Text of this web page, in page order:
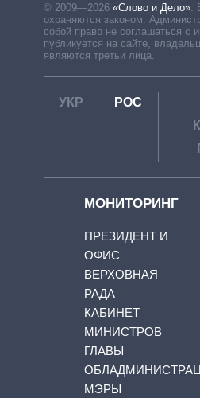
© 2009—2026 «Слово и Дело»
охраняются законом.
собой право не соглашаться с
публикуется на сайте,
являются третьи лица.
УКР РОС
МОНИТОРИНГ
ПРЕЗИДЕНТ И
ОФИС
ВЕРХОВНАЯ
РАДА
КАБИНЕТ
МИНИСТРОВ
ГЛАВЫ
МЭРЫ